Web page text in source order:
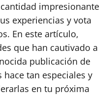
impresionante
experiencias y vota
En este artículo,
que han cautivado a
publicación de
tan especiales y
en tu próxima